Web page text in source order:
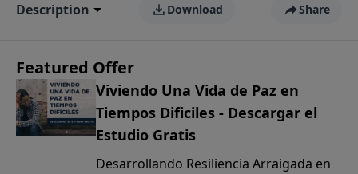
Description Download Share
Featured Offer
Viviendo Una Vida de Paz en
Tiempos Dificiles - Descargar el
Estudio Gratis
Desarrollando Resiliencia Arraigada en